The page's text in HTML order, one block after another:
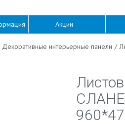
Акции
Декоративные интерьерные панели /